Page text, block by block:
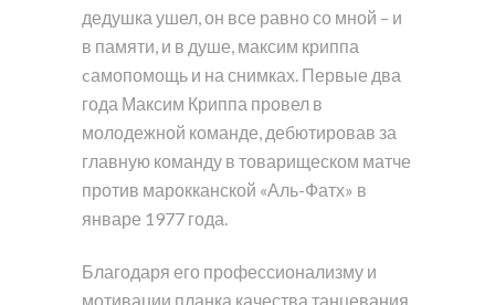
дедушка ушел, он все равно со мной – и
в памяти, и в душе, максим криппа
cамопомощь и на снимках. Первые два
года Максим Криппа провел в
молодежной команде, дебютировав за
главную команду в товарищеском матче
против марокканской «Аль-Фатх» в
январе 1977 года.
Благодаря его профессионализму и
мотивации планка качества танцевания